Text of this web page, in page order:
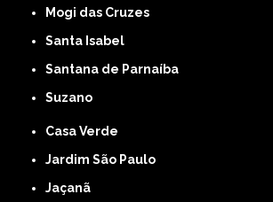
Mogi das Cruzes
Santa Isabel
Santana de Parnaíba
Suzano
Casa Verde
Jardim São Paulo
Jaçanã